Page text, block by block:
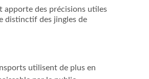
apporte des précisions utiles
distinctif des jingles de
utilisent de plus en